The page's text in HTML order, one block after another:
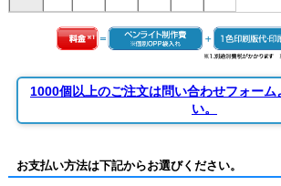
1000個以上のご注文は問い合わせフォーム
い。
お支払い方法は下記からお選びください。